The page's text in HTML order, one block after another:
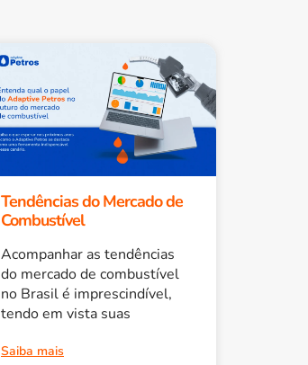
Tendências do Mercado de
Combustível
Acompanhar as tendências
do mercado de combustível
no Brasil é imprescindível,
tendo em vista suas
Saiba mais